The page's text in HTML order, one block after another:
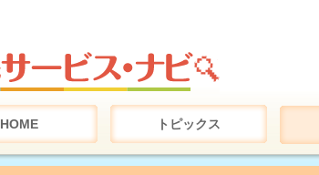
HOME トピックス